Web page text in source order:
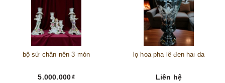
bộ sứ chân nên 3 món
5.000.000₫
lọ hoa pha lê đen hai da
Liên hệ